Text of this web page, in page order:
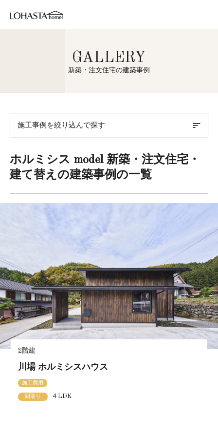
GALLERY
新築・注文住宅の建築事例
sort
施工事例を絞り込んで探す
ホルミシス model 新築・注文住宅・
建て替えの建築事例の一覧
2階建
川場 ホルミシスハウス
施工費用
間取り ４LDK